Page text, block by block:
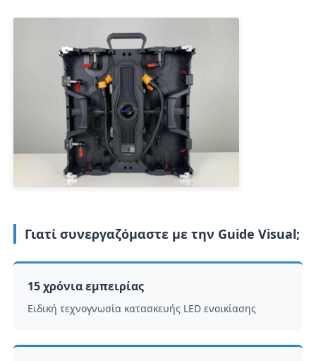
Γιατί συνεργαζόμαστε με την Guide Visual;
15 χρόνια εμπειρίας
Ειδική τεχνογνωσία κατασκευής LED ενοικίασης